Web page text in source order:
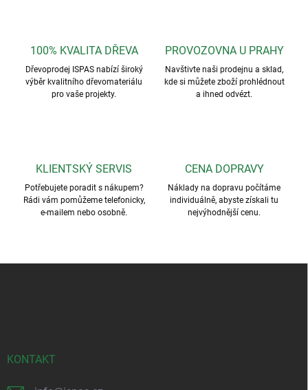
100% KVALITA DŘEVA
Dřevoprodej ISPAS nabízí široký
výběr kvalitního dřevomateriálu
pro vaše projekty.
PROVOZOVNA U PRAHY
Navštivte naši prodejnu a sklad,
kde si můžete zboží prohlédnout
a ihned odvézt.
KLIENTSKÝ SERVIS
Potřebujete poradit s nákupem?
Rádi vám pomůžeme telefonicky,
e-mailem nebo osobně.
CENA DOPRAVY
Náklady na dopravu počítáme
individuálně, abyste získali tu
nejvýhodnější cenu.
KONTAKT